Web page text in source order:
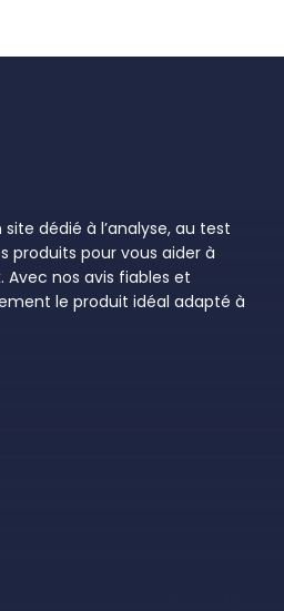
site dédié à l’analyse, au test
produits pour vous aider à
Avec nos avis fiables et
le produit idéal adapté à